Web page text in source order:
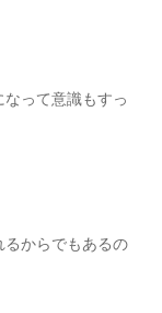
って意識もすっ
るからでもあるの